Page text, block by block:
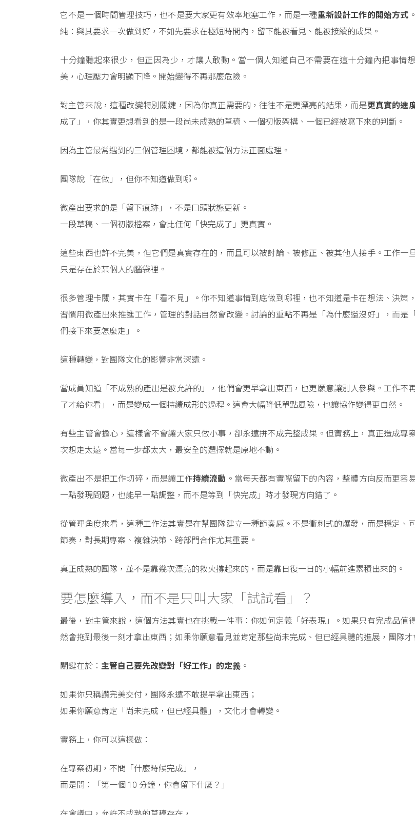
它不是一個時間管理技巧，也不是要大家更有效率地塞工作，而是一種重新設計工作的開始方式
純：與其要求一次做到好，不如先要求在極短時間內，留下能被看見、能被接續的成果。
十分鐘聽起來很少，但正因為少，才讓人敢動。當一個人知道自己不需要在這十分鐘內把事情
美，心理壓力會明顯下降。開始變得不再那麼危險。
對主管來說，這種改變特別關鍵，因為你真正需要的，往往不是更漂亮的結果，而是更真實的進
成了」，你其實更想看到的是一段尚未成熟的草稿、一個初版架構、一個已經被寫下來的判斷。
因為主管最常遇到的三個管理困境，都能被這個方法正面處理。
團隊說「在做」，但你不知道做到哪。
微產出要求的是「留下痕跡」，不是口頭狀態更新。
一段草稿、一個初版檔案，會比任何「快完成了」更真實。
這些東西也許不完美，但它們是真實存在的，而且可以被討論、被修正、被其他人接手。工作一
只是存在於某個人的腦袋裡。
很多管理卡關，其實卡在「看不見」。你不知道事情到底做到哪裡，也不知道是卡在想法、決策
習慣用微產出來推進工作，管理的對話自然會改變。討論的重點不再是「為什麼還沒好」，而是
們接下來要怎麼走」。
這種轉變，對團隊文化的影響非常深遠。
當成員知道「不成熟的產出是被允許的」，他們會更早拿出東西，也更願意讓別人參與。工作不
了才給你看」，而是變成一個持續成形的過程。這會大幅降低單點風險，也讓協作變得更自然。
有些主管會擔心，這樣會不會讓大家只做小事，卻永遠拼不成完整成果。但實務上，真正造成專
次想走太遠。當每一步都太大，最安全的選擇就是原地不動。
微產出不是把工作切碎，而是讓工作持續流動 。當每天都有實際留下的內容，整體方向反而更容
一點發現問題，也能早一點調整，而不是等到「快完成」時才發現方向錯了。
從管理角度來看，這種工作法其實是在幫團隊建立一種節奏感。不是衝刺式的爆發，而是穩定、
節奏，對長期專案、複雜決策、跨部門合作尤其重要。
真正成熟的團隊，並不是靠幾次漂亮的救火撐起來的，而是靠日復一日的小幅前進累積出來的。
要怎麼導入，而不是只叫大家「試試看」？
最後，對主管來說，這個方法其實也在挑戰一件事：你如何定義「好表現」。如果只有完成品值
然會拖到最後一刻才拿出東西；如果你願意看見並肯定那些尚未完成、但已經具體的進展，團隊才
關鍵在於： 主管自己要先改變對「好工作」的定義 。
如果你只稱讚完美交付，團隊永遠不敢提早拿出東西；
如果你願意肯定「尚未完成，但已經具體」，文化才會轉變。
實務上，你可以這樣做：
在專案初期，不問「什麼時候完成」，
而是問：「第一個 10 分鐘，你會留下什麼？」